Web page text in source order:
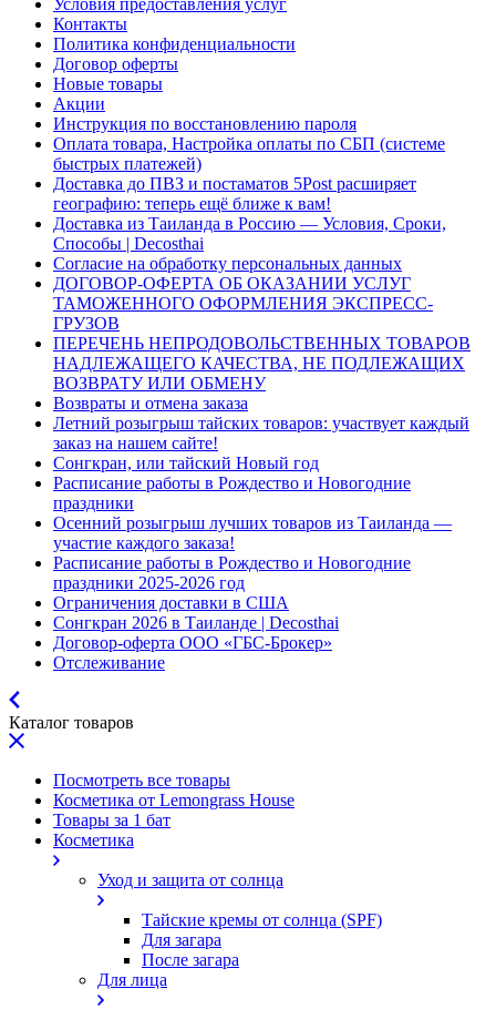
Условия предоставления услуг
Контакты
Политика конфиденциальности
Договор оферты
Новые товары
Акции
Инструкция по восстановлению пароля
Оплата товара, Настройка оплаты по СБП (системе
быстрых платежей)
Доставка до ПВЗ и постаматов 5Post расширяет
географию: теперь ещё ближе к вам!
Доставка из Таиланда в Россию — Условия, Сроки,
Способы | Decosthai
Согласие на обработку персональных данных
ДОГОВОР-ОФЕРТА ОБ ОКАЗАНИИ УСЛУГ
ТАМОЖЕННОГО ОФОРМЛЕНИЯ ЭКСПРЕСС-
ГРУЗОВ
ПЕРЕЧЕНЬ НЕПРОДОВОЛЬСТВЕННЫХ ТОВАРОВ
НАДЛЕЖАЩЕГО КАЧЕСТВА, НЕ ПОДЛЕЖАЩИХ
ВОЗВРАТУ ИЛИ ОБМЕНУ
Возвраты и отмена заказа
Летний розыгрыш тайских товаров: участвует каждый
заказ на нашем сайте!
Сонгкран, или тайский Новый год
Расписание работы в Рождество и Новогодние
праздники
Осенний розыгрыш лучших товаров из Таиланда —
участие каждого заказа!
Расписание работы в Рождество и Новогодние
праздники 2025-2026 год
Ограничения доставки в США
Сонгкран 2026 в Таиланде | Decosthai
Договор-оферта ООО «ГБС-Брокер»
Отслеживание
Каталог товаров
Посмотреть все товары
Косметика от Lemongrass House
Товары за 1 бат
Косметика
Уход и защита от солнца
Тайские кремы от солнца (SPF)
Для загара
После загара
Для лица